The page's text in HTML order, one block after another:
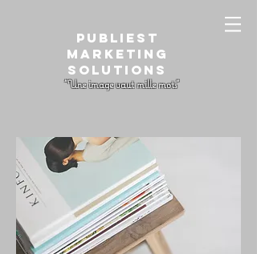
PUBLIEST
Marketing
Solutions
"Une image vaut mille mots"